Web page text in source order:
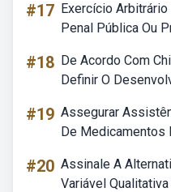
#17 Exercício
Penal Pública Ou
#18 De Acordo Com
Definir O
#19 Assegurar
De Medicamentos
#20 Assinale A
Variável